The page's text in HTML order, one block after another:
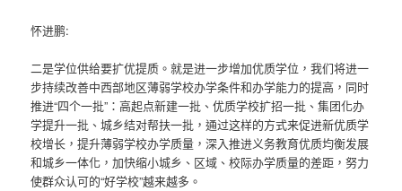
怀进鹏:
二是学位供给要扩优提质。就是进一步增加优质学位，我们将进一
步持续改善中西部地区薄弱学校办学条件和办学能力的提高，同时
推进“四个一批”：高起点新建一批、优质学校扩招一批、集团化办
学提升一批、城乡结对帮扶一批，通过这样的方式来促进新优质学
校增长，提升薄弱学校办学质量，深入推进义务教育优质均衡发展
和城乡一体化，加快缩小城乡、区域、校际办学质量的差距，努力
使群众认可的“好学校”越来越多。